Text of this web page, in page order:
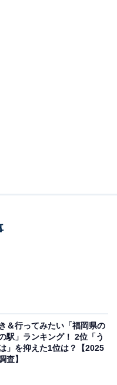
＆行ってみたい「福岡県の
駅」ランキング！ 2位「う
」を抑えた1位は？【2025
査】